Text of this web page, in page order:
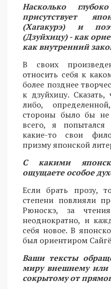
Насколько
присутствует
(Хагакурэ) и
(Дзуйхицу) - как
как внутренний
В своих
относить себя к
более позднее
к дзуйхицу.
либо,
стороны было бы не
всего, я попытался
какие-то свои
призму японской
С какими
ощущаете особое
Если брать прозу,
степени повлияли
Рюноскэ, за
неоднократно, и
себя новое. В
был ориентиром
Ваши тексты
миру внешнему или
сокрытому от